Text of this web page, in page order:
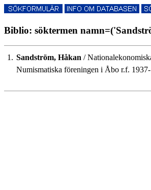
Biblio: söktermen
1. Sandström, Håkan /
Numismatiska föreningen i Åbo r.f.